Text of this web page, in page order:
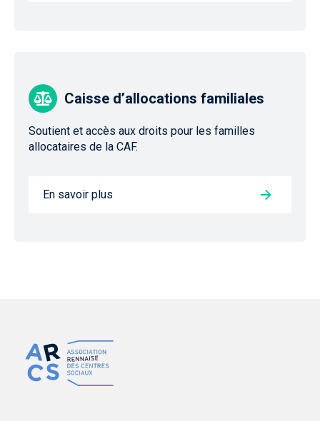
Caisse d’allocations familiales
Soutient et accès aux droits pour les familles
allocataires de la CAF.
En savoir plus